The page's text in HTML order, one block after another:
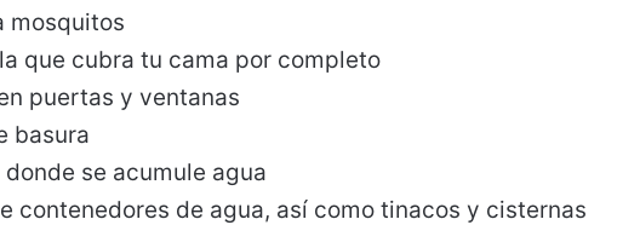
mosquitos
que cubra tu cama por completo
puertas y ventanas
basura
se acumule agua
contenedores de agua, así como tinacos y cisternas